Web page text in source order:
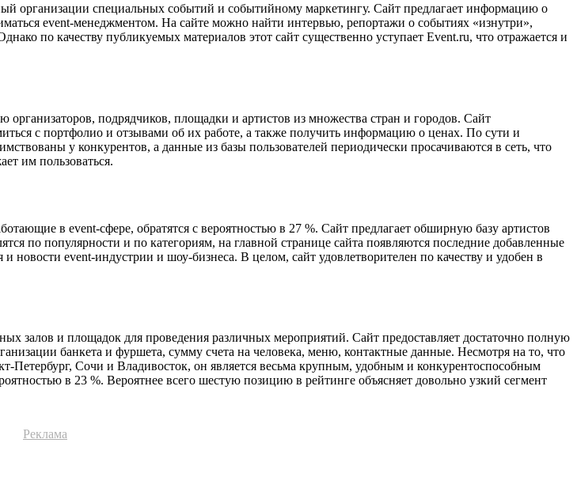
организации специальных событий и событийному маркетингу. Сайт предлагает информацию о
event-менеджментом. На сайте можно найти интервью, репортажи о событиях «изнутри»,
по качеству публикуемых материалов этот сайт существенно уступает Event.ru, что отражается и
организаторов, подрядчиков, площадки и артистов из множества стран и городов. Сайт
с портфолио и отзывами об их работе, а также получить информацию о ценах. По сути и
у конкурентов, а данные из базы пользователей периодически просачиваются в сеть, что
им пользоваться.
в event-сфере, обратятся с вероятностью в 27 %. Сайт предлагает обширную базу артистов
по популярности и по категориям, на главной странице сайта появляются последние добавленные
event-индустрии и шоу-бизнеса. В целом, сайт удовлетворителен по качеству и удобен в
залов и площадок для проведения различных мероприятий. Сайт предоставляет достаточно полную
банкета и фуршета, сумму счета на человека, меню, контактные данные. Несмотря на то, что
Петербург, Сочи и Владивосток, он является весьма крупным, удобным и конкурентоспособным
в 23 %. Вероятнее всего шестую позицию в рейтинге объясняет довольно узкий сегмент
Реклама